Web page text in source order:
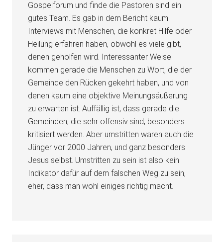
Gospelforum und finde die Pastoren sind ein
gutes Team. Es gab in dem Bericht kaum
Interviews mit Menschen, die konkret Hilfe oder
Heilung erfahren haben, obwohl es viele gibt,
denen geholfen wird. Interessanter Weise
kommen gerade die Menschen zu Wort, die der
Gemeinde den Rücken gekehrt haben, und von
denen kaum eine objektive Meinungsäußerung
zu erwarten ist. Auffällig ist, dass gerade die
Gemeinden, die sehr offensiv sind, besonders
kritisiert werden. Aber umstritten waren auch die
Jünger vor 2000 Jahren, und ganz besonders
Jesus selbst. Umstritten zu sein ist also kein
Indikator dafür auf dem falschen Weg zu sein,
eher, dass man wohl einiges richtig macht.